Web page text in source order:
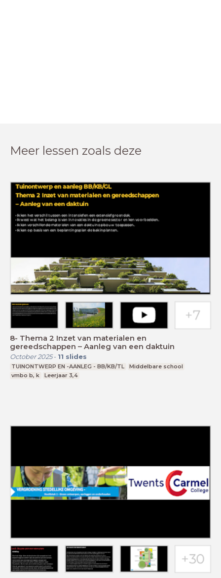
Meer lessen zoals deze
8- Thema 2 Inzet van materialen en
gereedschappen – Aanleg van een daktuin
October 2025- 11 slides
TUINONTWERP EN -AANLEG - BB/KB/TL
Middelbare school
vmbo b, k
Leerjaar 3,4